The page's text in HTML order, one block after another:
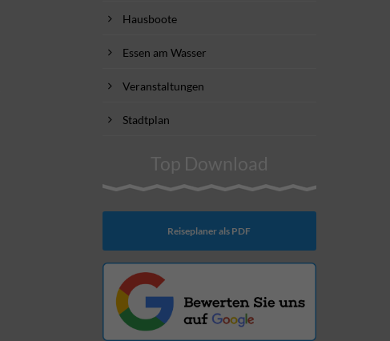
Hausboote
Essen am Wasser
Veranstaltungen
Stadtplan
Top Download
Reiseplaner als PDF